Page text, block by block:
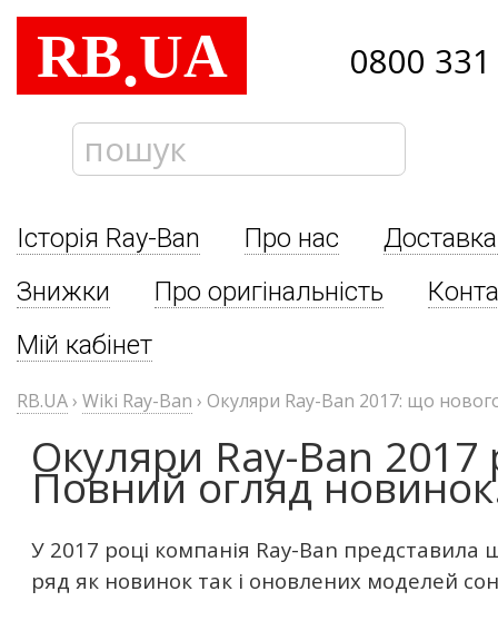
RB.UA 0800
Історія Ray-Ban Про нас
Знижки
Про оригінальність
Мій кабінет
RB.UA› Wiki Ray-Ban › Окуляри Ray-Ban 2017: що
Окуляри Ray-Ban 2017
Повний огляд
У 2017 році компанія Ray-Ban
ряд як новинок так і оновлених моделей